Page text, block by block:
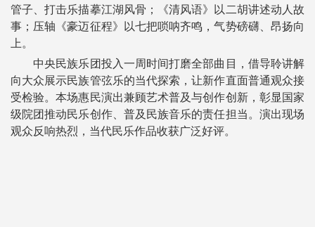
管子、打击乐描摹江湖风骨；《清风语》以二胡讲述动人故
事；压轴《豪迈征程》以七把唢呐齐鸣，气势磅礴、昂扬向
上。
中央民族乐团投入一周时间打磨全部曲目，借导聆讲解
向大众展示民族管弦乐的当代探索，让新作直面普通观众接
受检验。本场惠民演出兼顾艺术普及与创作创新，彰显国家
级院团推动民乐创作、普及民族音乐的责任担当。演出现场
观众反响热烈，当代民乐作品收获广泛好评。